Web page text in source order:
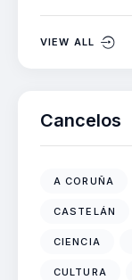
VIEW ALL
Cancelos
A CORUÑA
CASTELÁN
CIENCIA
CULTURA